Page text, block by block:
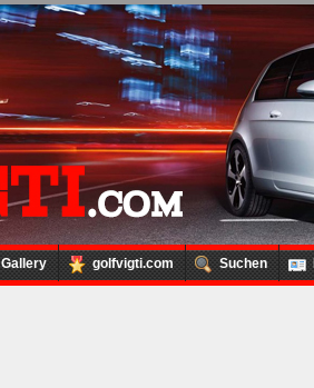
Gallery golfvigti.com Suchen